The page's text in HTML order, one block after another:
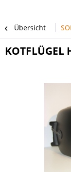
Übersicht
KOTFLÜGEL